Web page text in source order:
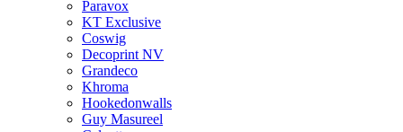
Paravox
KT Exclusive
Coswig
Decoprint NV
Grandeco
Khroma
Hookedonwalls
Guy Masureel